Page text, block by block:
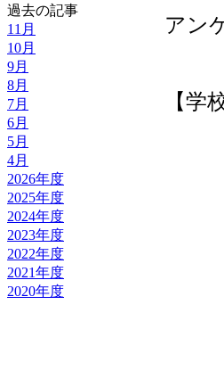
過去の記事
11月
10月
9月
8月
7月
6月
5月
4月
2026年度
2025年度
2024年度
2023年度
2022年度
2021年度
2020年度
アン
【学